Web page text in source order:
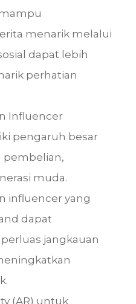
menarik melalui
dapat lebih
perhatian
Influencer
pengaruh besar
pembelian,
muda.
influencer yang
dapat
jangkauan
(AR) untuk